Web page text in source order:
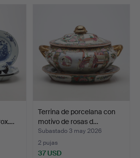
Terrina de porcelana con
motivo de rosas d…
Subastado 3 may 2026
2 pujas
37 USD